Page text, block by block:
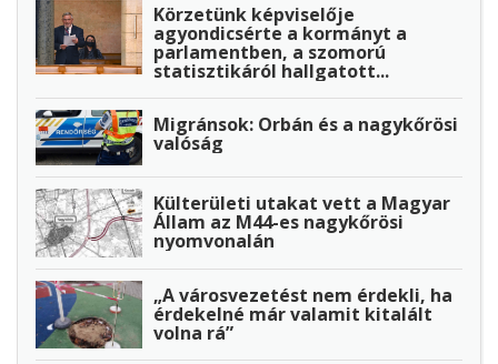
Körzetünk képviselője
agyondicsérte a kormányt a
parlamentben, a szomorú
statisztikáról hallgatott...
Migránsok: Orbán és a nagykőrösi
valóság
Külterületi utakat vett a Magyar
Állam az M44-es nagykőrösi
nyomvonalán
„A városvezetést nem érdekli, ha
érdekelné már valamit kitalált
volna rá”